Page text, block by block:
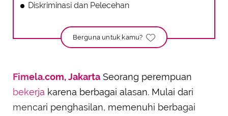
Diskriminasi dan Pelecehan
Berguna untuk kamu?
Fimela.com, Jakarta Seorang perempuan
bekerja karena berbagai alasan. Mulai dari
mencari penghasilan, memenuhi berbagai